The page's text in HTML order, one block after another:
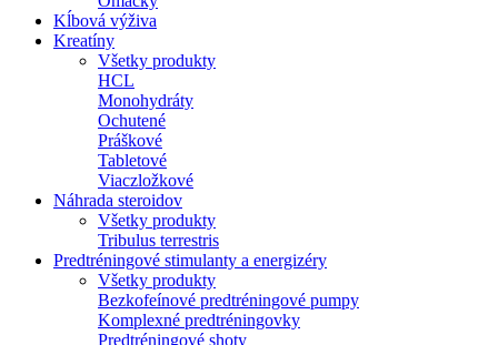
Kĺbová výživa
Kreatíny
Všetky produkty
HCL
Monohydráty
Ochutené
Práškové
Tabletové
Viaczložkové
Náhrada steroidov
Všetky produkty
Tribulus terrestris
Predtréningové stimulanty a energizéry
Všetky produkty
Bezkofeínové predtréningové pumpy
Komplexné predtréningovky
Predtréningové shoty